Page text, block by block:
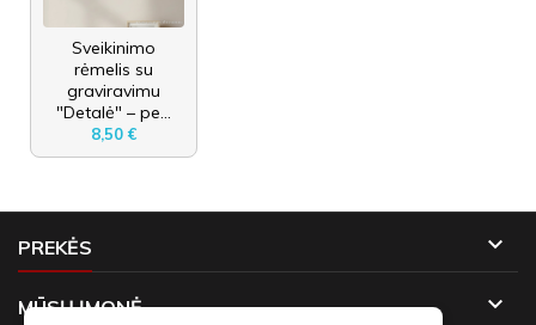
Sveikinimo
rėmelis su
graviravimu
"Detalė" – pe...
8,50 €
PREKĖS 
MŪSŲ ĮMONĖ 